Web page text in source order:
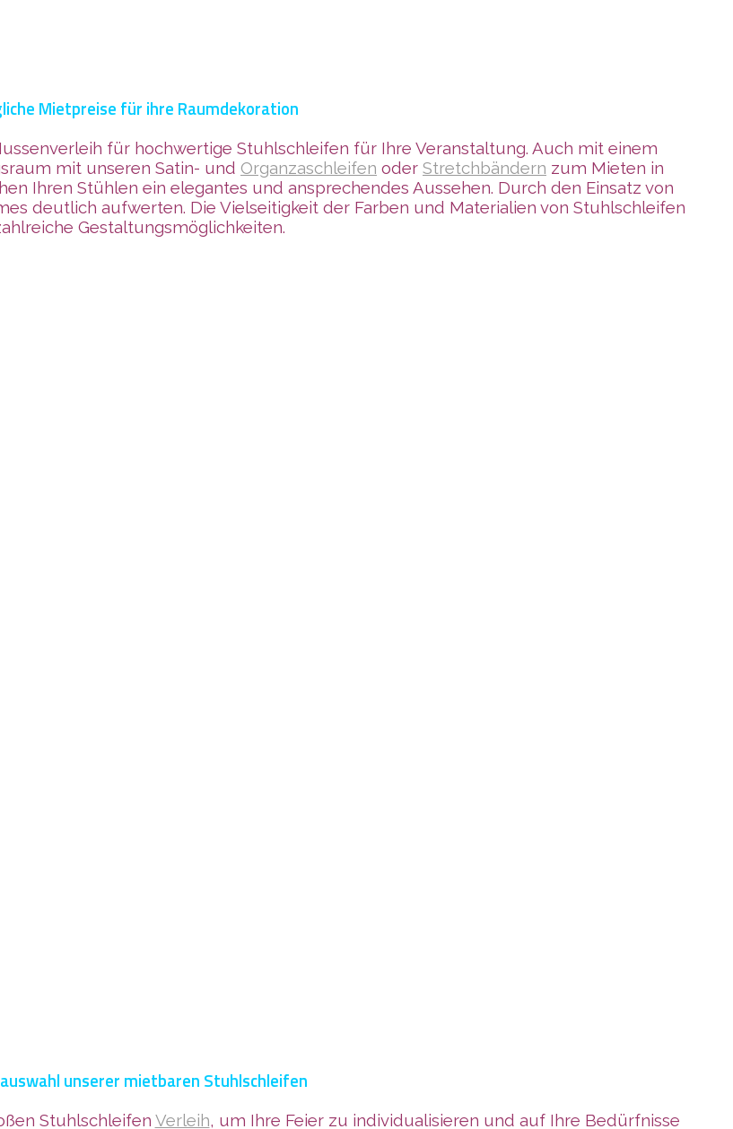
Mietpreise für ihre Raumdekoration
für hochwertige Stuhlschleifen für Ihre Veranstaltung. Auch mit einem
mit unseren Satin- und Organzaschleifen oder Stretchbändern zum Mieten in
Ihren Stühlen ein elegantes und ansprechendes Aussehen. Durch den Einsatz von
deutlich aufwerten. Die Vielseitigkeit der Farben und Materialien von Stuhlschleifen
Gestaltungsmöglichkeiten.
unserer mietbaren Stuhlschleifen
Stuhlschleifen Verleih, um Ihre Feier zu individualisieren und auf Ihre Bedürfnisse